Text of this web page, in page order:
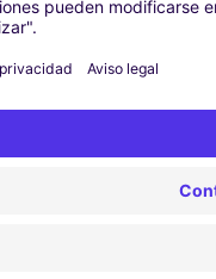
LE COMTE (C)
JEAN-D'ANGELY (C)